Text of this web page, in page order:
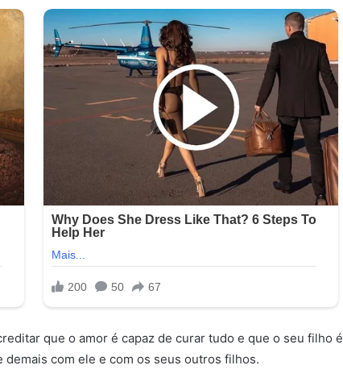
que o amor é capaz de curar tudo e que o seu filho é
com ele e com os seus outros filhos.